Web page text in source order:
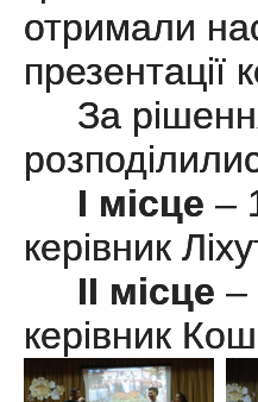
отримали
презентації
За
І місце –
керівник
ІІ місце –
керівник